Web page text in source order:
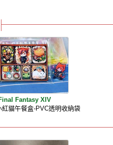
Fantasy XIV
紅貓午餐盒-PVC透明收納袋